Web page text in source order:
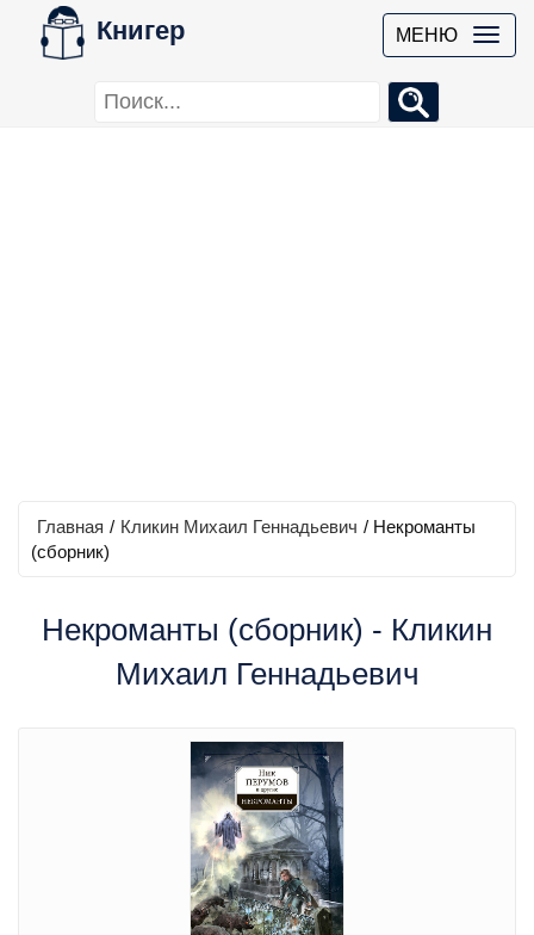
Книгер МЕНЮ
Главная / Кликин Михаил Геннадьевич / Некроманты
(сборник)
Некроманты (сборник) - Кликин
Михаил Геннадьевич